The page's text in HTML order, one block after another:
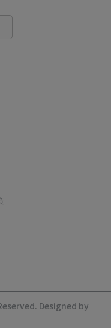
Designed by